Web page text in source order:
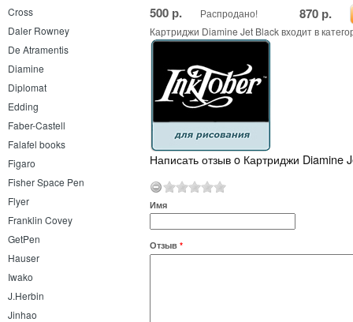
Cross
Daler Rowney
De Atramentis
Diamine
Diplomat
Edding
Faber-Castell
Falafel books
Figaro
Fisher Space Pen
Flyer
Franklin Covey
GetPen
Hauser
Iwako
J.Herbin
Jinhao
500 р. Распродано! 870 р.
Картриджи Diamine Jet Black входит в
Написать отзыв o Картриджи Diamine
Имя
Отзыв *